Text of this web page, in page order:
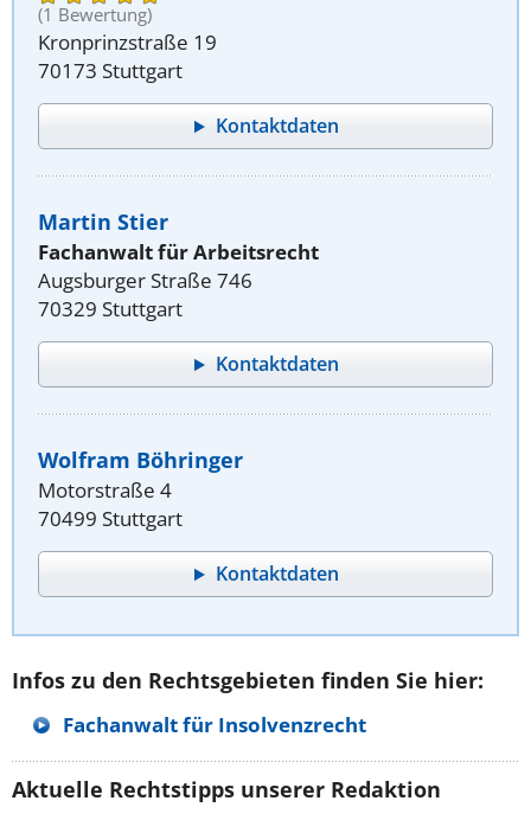
(1 Bewertung)
Kronprinzstraße 19
70173 Stuttgart
Kontaktdaten
Martin Stier
Fachanwalt für Arbeitsrecht
Augsburger Straße 746
70329 Stuttgart
Kontaktdaten
Wolfram Böhringer
Motorstraße 4
70499 Stuttgart
Kontaktdaten
Infos zu den Rechtsgebieten finden Sie hier:
Fachanwalt für Insolvenzrecht
Aktuelle Rechtstipps unserer Redaktion